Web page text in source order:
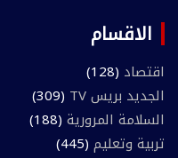
الاقسام
اقتصاد (128)
الجديد بريس TV
(309)
السلامة المرورية (188)
تربية وتعليم (445)